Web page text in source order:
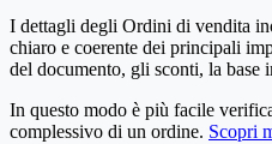
I dettagli degli Ordini di vendita
chiaro e coerente dei principali
del documento, gli sconti, la base
In questo modo è più facile
complessivo di un ordine. Scopri